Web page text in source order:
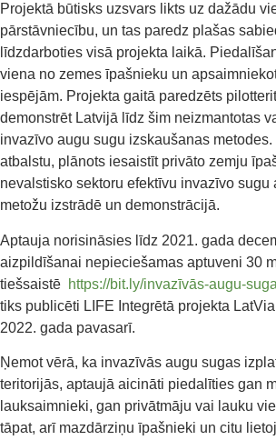
Projektā būtisks uzsvars likts uz dažādu
pārstāvniecību, un tas paredz plašas
līdzdarboties visā projekta laikā.
viena no zemes īpašnieku un
iespējām. Projekta gaitā paredzēts
demonstrēt Latvijā līdz šim neizmantotas
invazīvo augu sugu izskaušanas
atbalstu, plānots iesaistīt privāto zemju
nevalstisko sektoru efektīvu invazīvo sugu
metožu izstrādē un demonstrācijā.
Aptauja norisināsies līdz 2021. gada
aizpildīšanai nepieciešamas aptuveni 30
tiešsaistē https://bit.ly/invazīvās-augu-
tiks publicēti LIFE Integrētā projekta
2022. gada pavasarī.
Ņemot vērā, ka invazīvās augu sugas
teritorijās, aptaujā aicināti piedalīties gan
lauksaimnieki, gan privātmāju vai lauku
tāpat, arī mazdārziņu īpašnieki un citu